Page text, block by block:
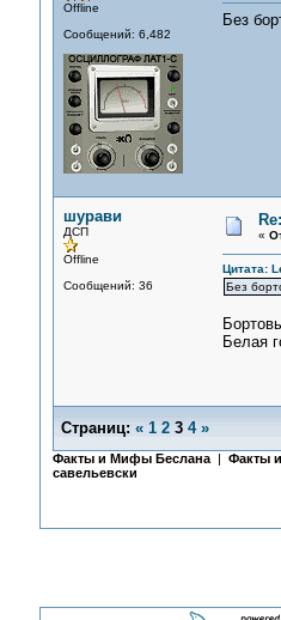
Offline
Сообщений: 6,482
Без
шурави
ДСП
Offline
Сообщений: 36
«
Цитата:
Без
Белая
Страниц: « 1 2 3 4 »
Факты и Мифы Беслана| Факты
савельевски